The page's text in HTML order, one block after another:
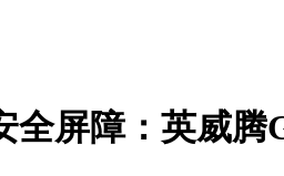
全屏障：英威腾